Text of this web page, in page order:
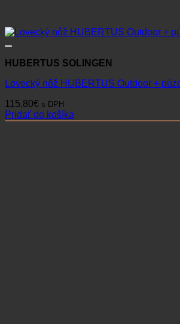
HUBERTUS SOLINGEN
Lovecký nôž HUBERTUS Outdoor +
115,80€ s DPH
Pridať do košíka